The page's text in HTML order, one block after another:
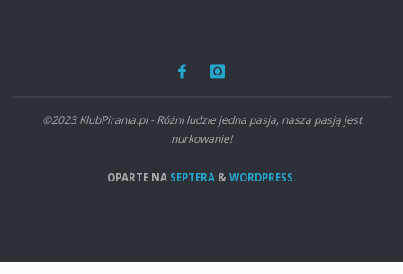
©2023 KlubPirania.pl - Różni ludzie jedna pasja, naszą pasją jest
nurkowanie!
OPARTE NA SEPTERA & WORDPRESS.